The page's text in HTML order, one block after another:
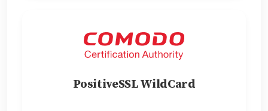
PositiveSSL WildCard